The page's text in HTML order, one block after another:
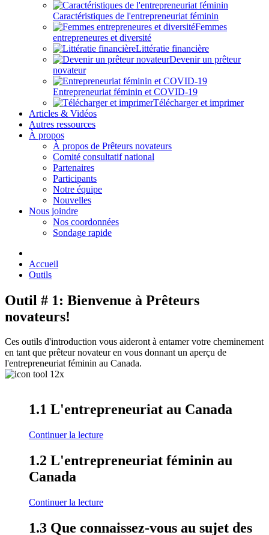
Caractéristiques de l'entrepreneuriat féminin
Femmes
entrepreneures et diversité
Littératie financière
Devenir un prêteur
novateur
Entrepreneuriat féminin et COVID-19
Télécharger et imprimer
Articles & Vidéos
Autres ressources
À propos
À propos de Prêteurs novateurs
Comité consultatif national
Partenaires
Participants
Notre équipe
Nouvelles
Nous joindre
Nos coordonnées
Sondage rapide
Accueil
Outils
Outil # 1: Bienvenue à Prêteurs
novateurs!
Ces outils d'introduction vous aideront à entamer votre cheminement
en tant que prêteur novateur en vous donnant un aperçu de
l'entrepreneuriat féminin au Canada.
1.1 L'entrepreneuriat au Canada
Continuer la lecture
1.2 L'entrepreneuriat féminin au
Canada
Continuer la lecture
1.3 Que connaissez-vous au sujet des